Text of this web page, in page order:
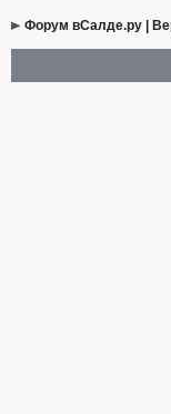
Форум вСалде.ру |